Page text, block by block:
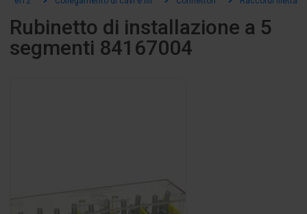
Rubinetto di installazione a 5
segmenti 84167004